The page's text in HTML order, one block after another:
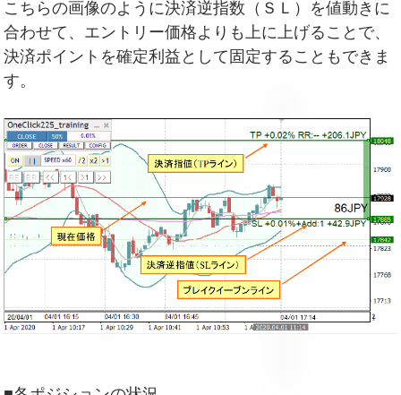
こちらの画像のように決済逆指数（ＳＬ）を値動きに
合わせて、エントリー価格よりも上に上げることで、
決済ポイントを確定利益として固定することもできま
す。